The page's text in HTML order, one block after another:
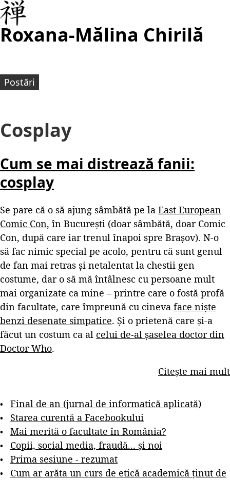
Roxana-Mălina Chirilă
Postări
Cosplay
Cum se mai distrează fanii:
cosplay
Se pare că o să ajung sâmbătă pe la East European
Comic Con, în București (doar sâmbătă, doar Comic
Con, după care iar trenul înapoi spre Brașov). N-o
să fac nimic special pe acolo, pentru că sunt genul
de fan mai retras și netalentat la chestii gen
costume, dar o să mă întâlnesc cu persoane mult
mai organizate ca mine – printre care o fostă profă
din facultate, care împreună cu cineva face niște
benzi desenate simpatice. Și o prietenă care și-a
făcut un costum ca al celui de-al șaselea doctor din
Doctor Who.
Citește mai mult
Final de an (jurnal de informatică aplicată)
Starea curentă a Facebookului
Mai merită o facultate în România?
Copii, social media, fraudă... și noi
Prima sesiune - rezumat
Cum ar arăta un curs de etică academică ținut de